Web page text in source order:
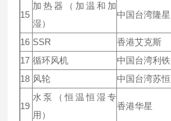
15
加热器（加温和加
湿）
中国台湾隆星
16 SSR 香港艾克斯
17 循环风机 中国台湾利铁
18 风轮 中国台湾苏恒
19
水泵（恒温恒湿专
用）
香港华星